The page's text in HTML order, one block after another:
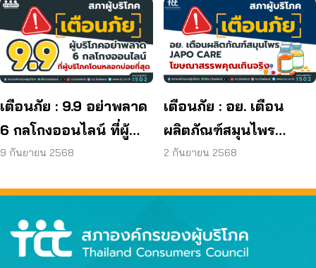
ผู้บริโภค
ยีสต์ และรา เกิน
มาตรฐานกำหนด ใน
ผลิตภัณฑ์ย้อมผม
เตือนภัย : 9.9 อย่าพลาด
6 กลโกงออนไลน์ ที่ผู้
บริโภคโดนหลอกบ่อย
9 กันยายน 2568
เตือนภัย : อย. เตือน
ผลิตภัณฑ์สมุนไพร
JAPO CARE โฆษณา
2 กันยายน 2568